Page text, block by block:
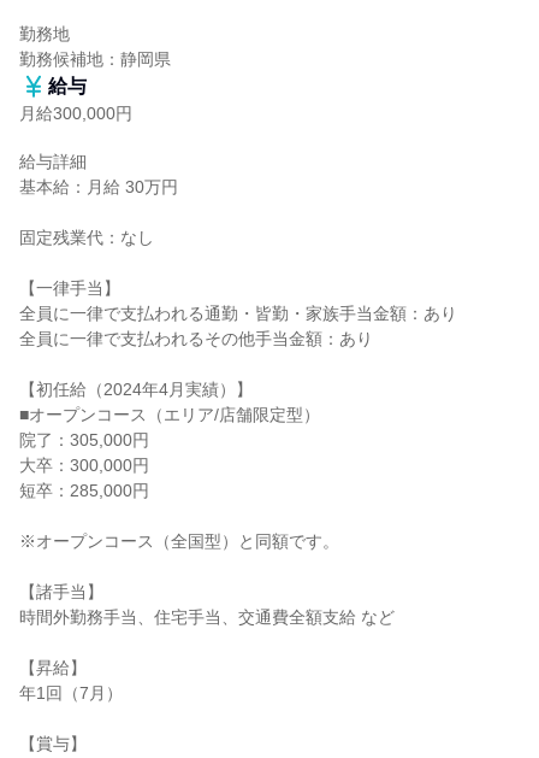
勤務地
勤務候補地：静岡県
給与
月給300,000円
給与詳細
基本給：月給 30万円
固定残業代：なし
【一律手当】
全員に一律で支払われる通勤・皆勤・家族手当金額：あり
全員に一律で支払われるその他手当金額：あり
【初任給（2024年4月実績）】
■オープンコース（エリア/店舗限定型）
院了：305,000円
大卒：300,000円
短卒：285,000円
※オープンコース（全国型）と同額です。
【諸手当】
時間外勤務手当、住宅手当、交通費全額支給 など
【昇給】
年1回（7月）
【賞与】